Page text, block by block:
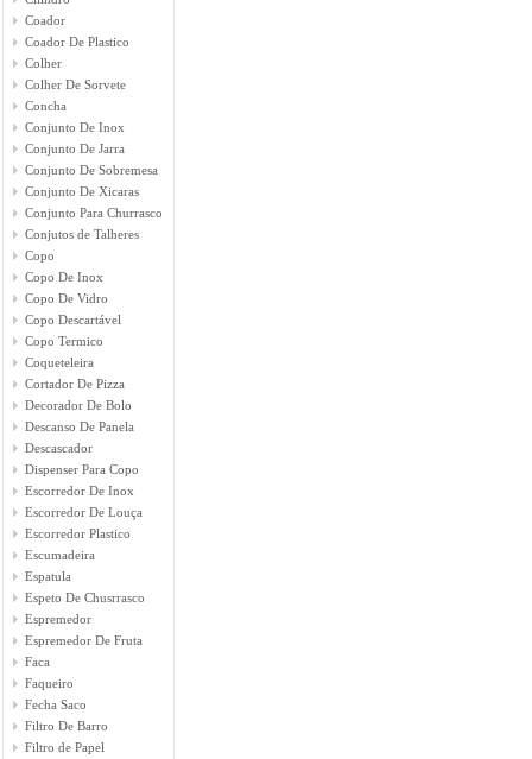
Coador
Coador De Plastico
Colher
Colher De Sorvete
Concha
Conjunto De Inox
Conjunto De Jarra
Conjunto De Sobremesa
Conjunto De Xicaras
Conjunto Para Churrasco
Conjutos de Talheres
Copo
Copo De Inox
Copo De Vidro
Copo Descartável
Copo Termico
Coqueteleira
Cortador De Pizza
Decorador De Bolo
Descanso De Panela
Descascador
Dispenser Para Copo
Escorredor De Inox
Escorredor De Louça
Escorredor Plastico
Escumadeira
Espatula
Espeto De Chusrrasco
Espremedor
Espremedor De Fruta
Faca
Faqueiro
Fecha Saco
Filtro De Barro
Filtro de Papel